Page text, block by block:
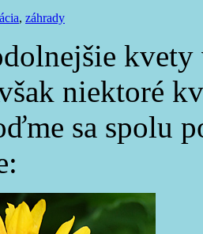
, záhrady
kvety
niektoré
sa spolu